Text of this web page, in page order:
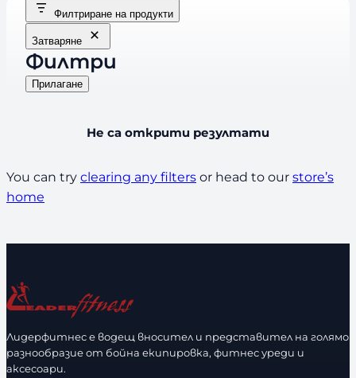
Филтриране на продукти
Затваряне
Филтри
Прилагане
Не са открити резултати
You can try clearing any filters or head to our store’s
home
Лидерфитнес е водещ вносител и представител на голямо
разнообразие от бойна екипировка, фитнес уреди и
аксесоари.